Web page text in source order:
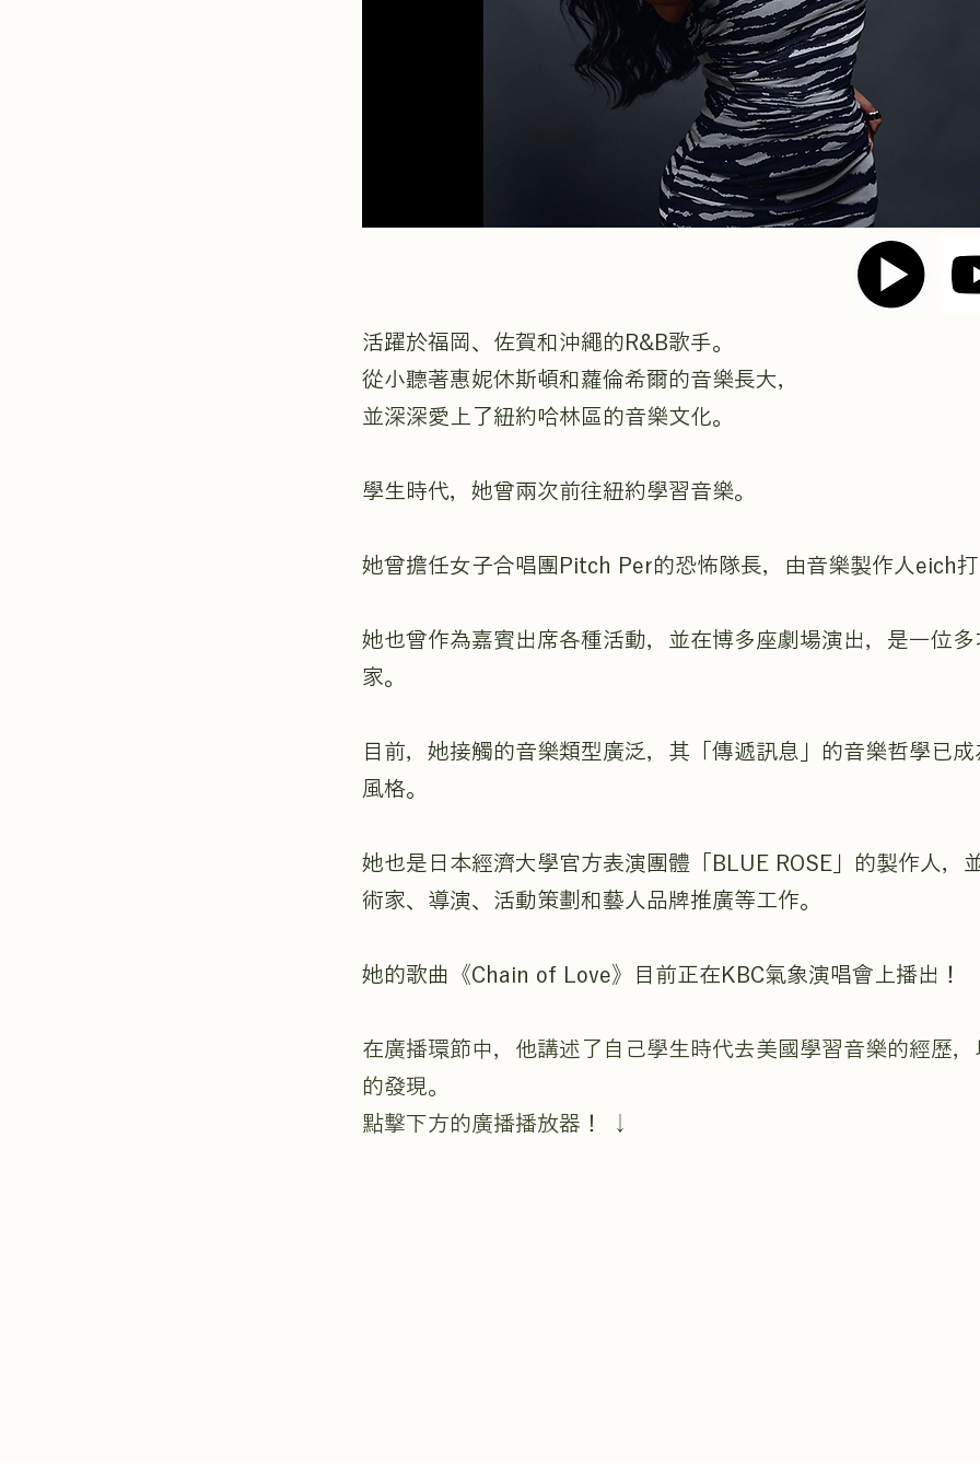
活躍於福岡、佐賀和沖繩的R&B歌手。
從小聽著惠妮休斯頓和蘿倫希爾的音樂長大，
並深深愛上了紐約哈林區的音樂文化。
學生時代，她曾兩次前往紐約學習音樂。
她曾擔任女子合唱團Pitch Per的恐怖隊長，由音樂製作人eich打
她也曾作為嘉賓出席各種活動，並在博多座劇場演出，是一位
家。
目前，她接觸的音樂類型廣泛，其「傳遞訊息」的音樂哲學已
風格。
她也是日本經濟大學官方表演團體「BLUE ROSE」的製作人，
術家、導演、活動策劃和藝人品牌推廣等工作。
她的歌曲《Chain of Love》目前正在KBC氣象演唱會上播出！
在廣播環節中，他講述了自己學生時代去美國學習音樂的經歷，
的發現。
點擊下方的廣播播放器！ ↓